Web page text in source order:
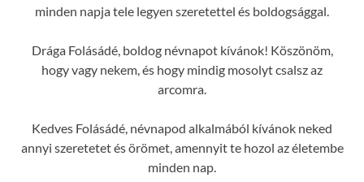
minden napja tele legyen szeretettel és boldogsággal.
Drága Folásádé, boldog névnapot kívánok! Köszönöm,
hogy vagy nekem, és hogy mindig mosolyt csalsz az
arcomra.
Kedves Folásádé, névnapod alkalmából kívánok neked
annyi szeretetet és örömet, amennyit te hozol az életembe
minden nap.